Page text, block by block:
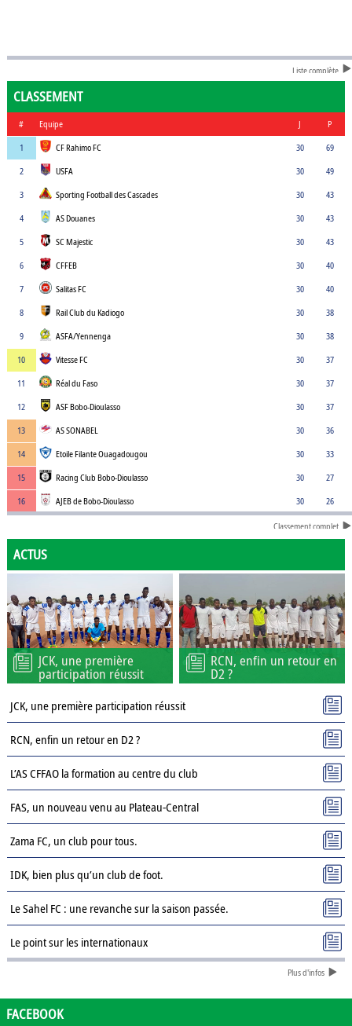
Liste complète
CLASSEMENT
# Equipe J
P
1
CF Rahimo FC 30
69
2
USFA 30
49
3
Sporting Football des Cascades 30
43
4
AS Douanes 30
43
5
SC Majestic 30
43
6
CFFEB 30
40
7
Salitas FC 30
40
8
Rail Club du Kadiogo 30
38
9
ASFA/Yennenga 30
38
10
Vitesse FC 30
37
11
Réal du Faso 30
37
12
ASF Bobo-Dioulasso 30
37
13
AS SONABEL 30
36
14
Etoile Filante Ouagadougou 30
33
15
Racing Club Bobo-Dioulasso 30
27
16
AJEB de Bobo-Dioulasso 30 26
Classement complet
ACTUS
JCK, une première
participation réussit
RCN, enfin un retour en
D2 ?
JCK, une première participation réussit
RCN, enfin un retour en D2 ?
L’AS CFFAO la formation au centre du club
FAS, un nouveau venu au Plateau-Central
Zama FC, un club pour tous.
IDK, bien plus qu’un club de foot.
Le Sahel FC : une revanche sur la saison passée.
Le point sur les internationaux
Présentation des clubs de D3 : ASPC Tenkodogo
Plus d'infos
FACEBOOK